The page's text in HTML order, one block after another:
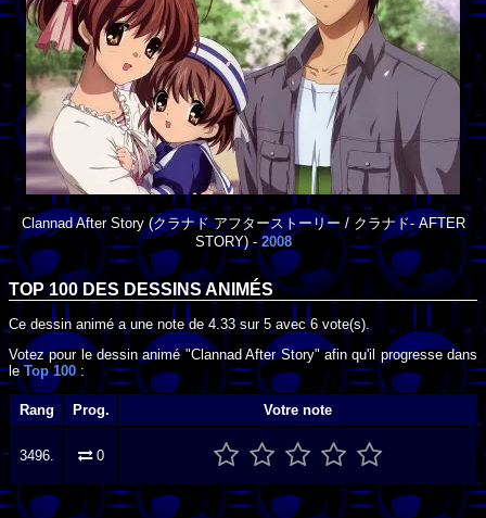
Clannad After Story(クラナド アフターストーリー / クラナド- AFTER
STORY) -2008
TOP 100 DES DESSINS ANIMÉS
Ce dessin animé a une note de 4.33 sur 5 avec6 vote(s).
Votez pour le dessin animé "Clannad After Story" afin qu'il progresse dans
le Top 100 :
Rang Prog. Votre note
3496. 0